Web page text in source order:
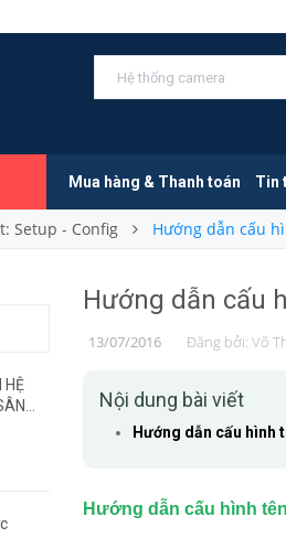
Mua hàng & Thanh toán Tin
Setup - Config Hướng dẫn cấu
Hướng dẫn cấu
13/07/2016 Đăng bởi: Võ
Nội dung bài viết
Hướng dẫn cấu hình
Hướng dẫn cấu hình
HỆ